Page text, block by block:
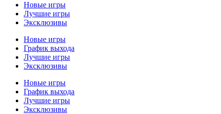
Новые игры
Лучшие игры
Эксклюзивы
Новые игры
График выхода
Лучшие игры
Эксклюзивы
Новые игры
График выхода
Лучшие игры
Эксклюзивы